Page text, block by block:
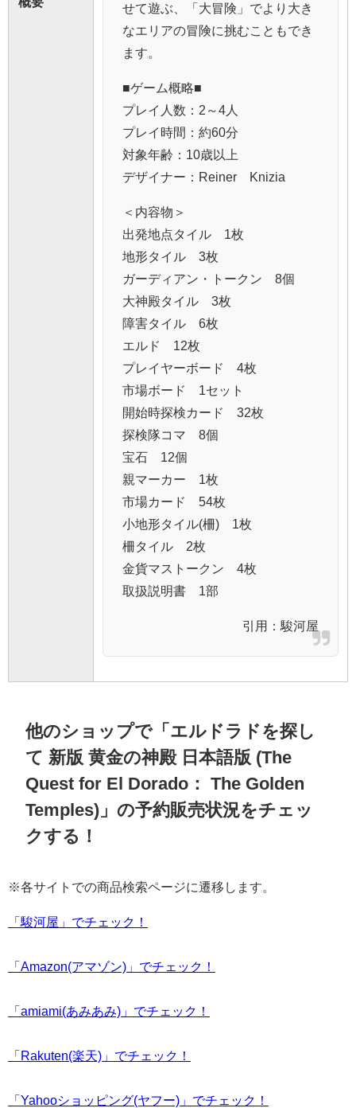
せて遊ぶ、「大冒険」でより大き
なエリアの冒険に挑むこともでき
ます。
■ゲーム概略■
プレイ人数：2～4人
プレイ時間：約60分
対象年齢：10歳以上
デザイナー：Reiner Knizia
＜内容物＞
出発地点タイル 1枚
地形タイル 3枚
ガーディアン・トークン 8個
大神殿タイル 3枚
障害タイル 6枚
エルド 12枚
プレイヤーボード 4枚
市場ボード 1セット
開始時探検カード 32枚
探検隊コマ 8個
宝石 12個
親マーカー 1枚
市場カード 54枚
小地形タイル(柵) 1枚
柵タイル 2枚
金貨マストークン 4枚
取扱説明書 1部
引用： 駿河屋
他のショップで「エルドラドを探し
て 新版 黄金の神殿 日本語版 (The
Quest for El Dorado： The Golden
Temples)」の予約販売状況をチェッ
クする！
※各サイトでの商品検索ページに遷移します。
「駿河屋」でチェック！
「Amazon(アマゾン)」でチェック！
「amiami(あみあみ)」でチェック！
「Rakuten(楽天)」でチェック！
「Yahooショッピング(ヤフー)」でチェック！